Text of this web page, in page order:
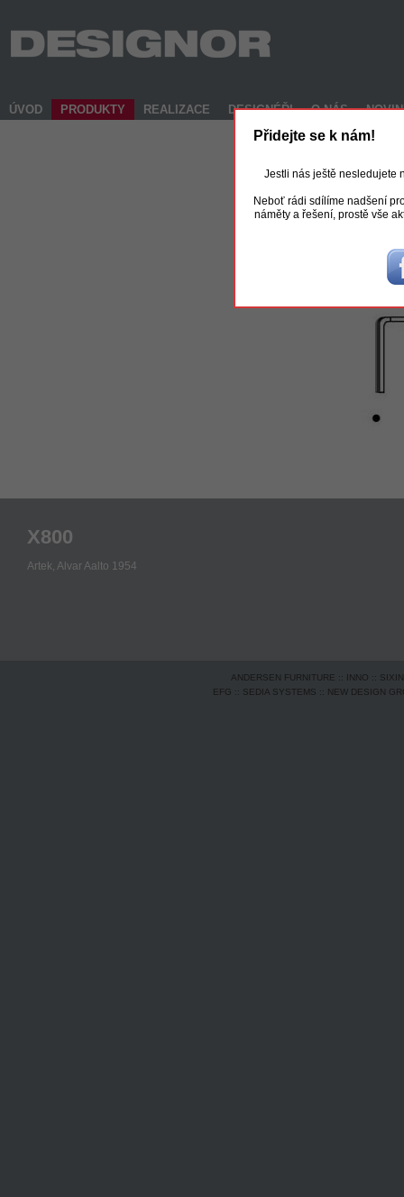
ÚVOD PRODUKTY REALIZACE DESIGNÉŘI O NÁS
X800
Artek, Alvar Aalto 1954
ANDERSEN FURNITURE :: INNO ::
EFG :: SEDIA SYSTEMS :: NEW DESIGN
Přidejte se k nám!
Jestli nás ještě nesledujete
Neboť rádi sdílíme nadšení
náměty a řešení, prostě vše